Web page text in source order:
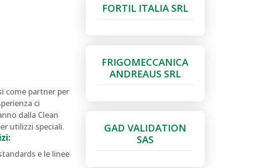
come partner per
ci
dalla Clean
utilizzi speciali.
e le linee
FORTIL ITALIA SRL
FRIGOMECCANICA
ANDREAUS SRL
GAD VALIDATION
SAS